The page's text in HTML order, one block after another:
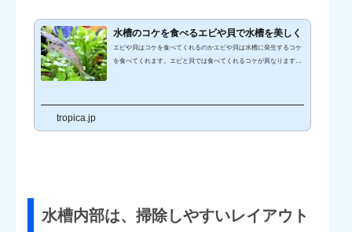
水槽のコケを食べるエビや貝で水槽を美しく
エビや貝はコケを食べてくれるのかエビや貝は水槽に発生するコケ
を食べてくれます。エビと貝では食べてくれるコケが異なります
tropica.jp
水槽内部は、掃除しやすいレイアウト